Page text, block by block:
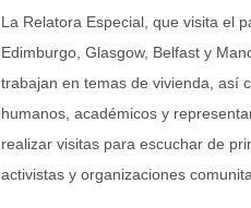
La Relatora Especial, que visita el
Edimburgo, Glasgow, Belfast y
trabajan en temas de vivienda, así
humanos, académicos y
realizar visitas para escuchar de
activistas y organizaciones